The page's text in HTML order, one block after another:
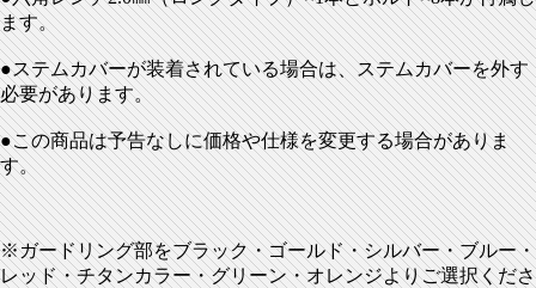
ます。
●ステムカバーが装着されている場合は、ステムカバーを外す
必要があります。
●この商品は予告なしに価格や仕様を変更する場合がありま
す。
※ガードリング部をブラック・ゴールド・シルバー・ブルー・
レッド・チタンカラー・グリーン・オレンジよりご選択くださ